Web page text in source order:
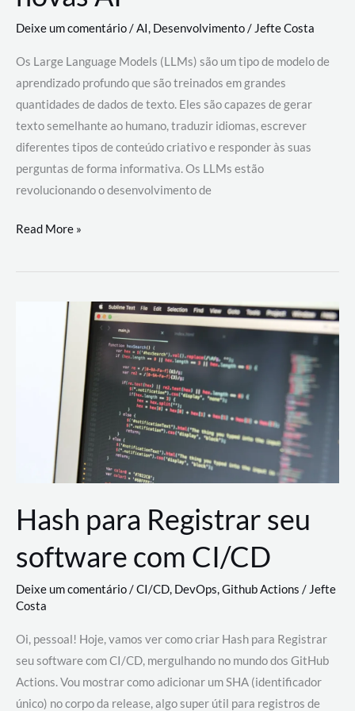
Deixe um comentário/AI, Desenvolvimento/ Jefte Costa
Os Large Language Models (LLMs) são um tipo de modelo de
aprendizado profundo que são treinados em grandes
quantidades de dados de texto. Eles são capazes de gerar
texto semelhante ao humano, traduzir idiomas, escrever
diferentes tipos de conteúdo criativo e responder às suas
perguntas de forma informativa. Os LLMs estão
revolucionando o desenvolvimento de
Large
Models
revolucionando
desenvolvimento
Read More »
Hash para Registrar seu
software com CI/CD
Deixe um comentário/CI/CD, DevOps,Github Actions /Jefte
Costa
Oi, pessoal! Hoje, vamos ver como criar Hash para Registrar
seu software com CI/CD, mergulhando no mundo dos GitHub
Actions. Vou mostrar como adicionar um SHA (identificador
único) no corpo da release, algo super útil para registros de